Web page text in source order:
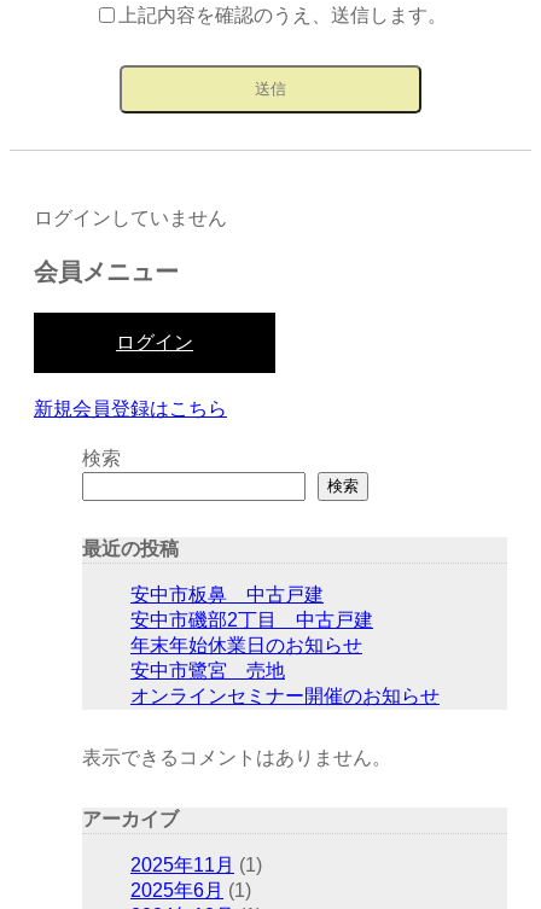
上記内容を確認のうえ、送信します。
ログインしていません
会員メニュー
ログイン
新規会員登録はこちら
検索
検索
最近の投稿
安中市板鼻 中古戸建
安中市磯部2丁目 中古戸建
年末年始休業日のお知らせ
安中市鷺宮 売地
オンラインセミナー開催のお知らせ
表示できるコメントはありません。
アーカイブ
2025年11月 (1)
2025年6月 (1)